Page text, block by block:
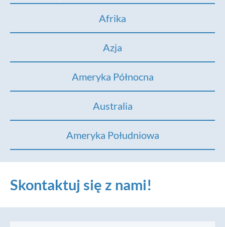
Afrika
Azja
Ameryka Północna
Australia
Ameryka Południowa
Skontaktuj się z nami!